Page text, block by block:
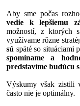
Aby sme počas
vedie k lepšiemu
možností, z ktorých
využívame rôzne
sú späté so situáciami
spomíname a
predstavíme budúcu
Výskumy však zistili
často nie je optimálny.